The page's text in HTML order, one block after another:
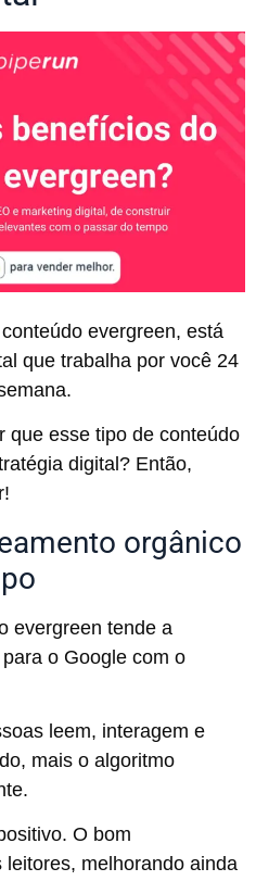
evergreen, está
que trabalha por você 24
que esse tipo de conteúdo
digital? Então,
orgânico
evergreen tende a
o Google com o
leem, interagem e
mais o algoritmo
O bom
melhorando ainda